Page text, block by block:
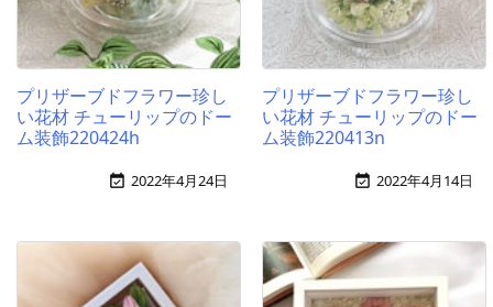
プリザーブドフラワー珍し
い花材 チューリップのドー
ム装飾220424h
 2022年4月24日
プリザーブドフラワー珍し
い花材 チューリップのドー
ム装飾220413n
 2022年4月14日